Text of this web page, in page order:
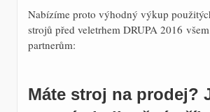
Nabízíme proto výhodný výkup
strojů před veletrhem DRUPA 2016
partnerům:
Máte stroj na prodej?